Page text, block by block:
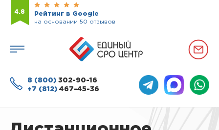
4.8
Рейтинг в Google
на основании 50 отзывов
8 (800) 302-90-16
+7 (812) 467-45-36